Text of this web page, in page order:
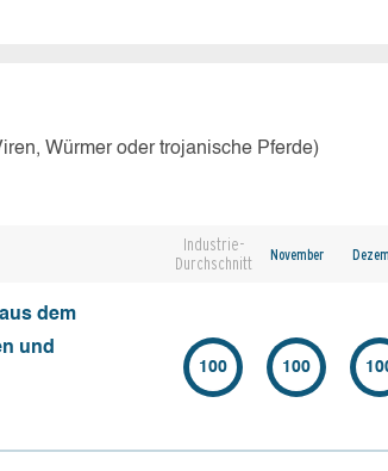
Würmer oder trojanische Pferde)
Industrie-
Durchschnitt
November
dem
und
100 100